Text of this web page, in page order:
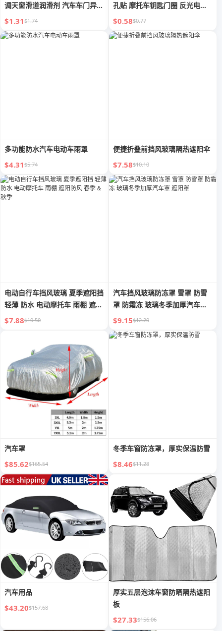
调天窗滑道润滑剂 汽车车门异响
专用消除 粘合条
$1.31$1.74
孔贴 摩托车钥匙门圈 反光电动
车配件
$0.58$0.77
多功能防水汽车电动车雨罩
$4.31$5.74
便捷折叠前挡风玻璃隔热遮阳伞
$7.58$10.10
电动自行车挡风玻璃 夏季遮阳挡
轻薄 防水 电动摩托车 雨棚 遮阳
防风 春季 & 秋季
$7.88$10.50
汽车挡风玻璃防冻罩 雪罩 防雪
罩 防霜冻 玻璃冬季加厚汽车罩
遮阳罩
$9.15$12.20
汽车罩
$85.62$165.54
冬季车窗防冻罩，厚实保温防雪
$8.46$11.28
汽车用品
$43.20$157.68
厚实五层泡沫车窗防晒隔热遮阳
板
$27.33$156.06